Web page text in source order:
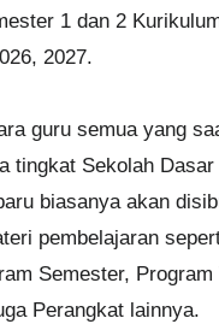
1 dan 2
2027.
guru semua yang
tingkat Sekolah
biasanya akan
pembelajaran
Semester, Program
Perangkat lainnya.